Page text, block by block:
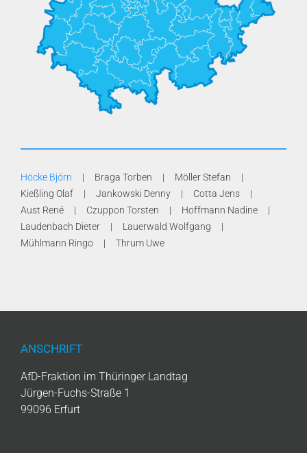
Höcke Björn Braga Torben
Möller Stefan
Kießling Olaf
Jankowski Denny
Cotta Jens
Aust René
Czuppon Torsten
Hoffmann Nadine
Laudenbach Dieter
Lauerwald Wolfgang
Mühlmann Ringo
Thrum Uwe
ANSCHRIFT
AfD-Fraktion im Thüringer Landtag
Jürgen-Fuchs-Straße 1
99096 Erfurt